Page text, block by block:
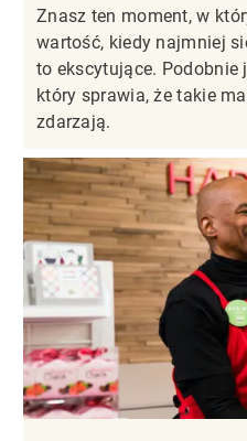
Znasz ten moment, w
wartość, kiedy najmniej
to ekscytujące. Podobnie
który sprawia, że takie
zdarzają.